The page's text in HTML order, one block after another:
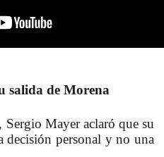
salida de Morena
Mayer aclaró que su
decisión personal y no una